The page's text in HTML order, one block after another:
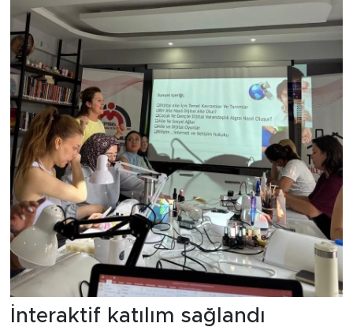
İnteraktif katılım sağlandı